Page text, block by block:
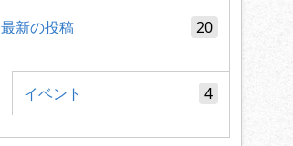
最新の投稿 20
イベント 4